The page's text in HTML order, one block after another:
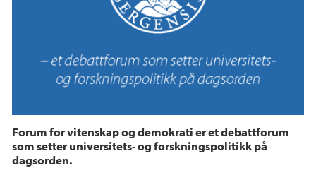
Forum for vitenskap og demokrati er et debattforum
som setter universitets- og forskningspolitikk på
dagsorden.